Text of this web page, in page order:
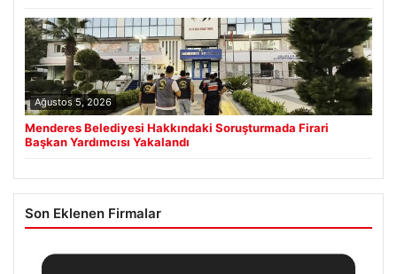
Ağustos 5, 2026
Menderes Belediyesi Hakkındaki Soruşturmada Firari
Başkan Yardımcısı Yakalandı
Son Eklenen Firmalar